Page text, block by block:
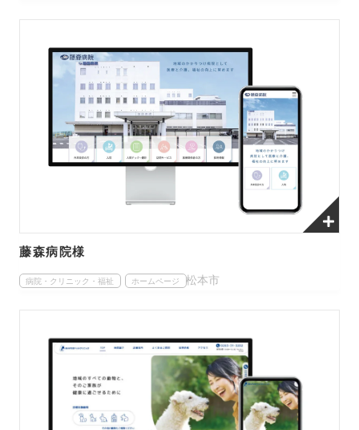
藤森病院様
病院・クリニック・福祉 ホームページ 松本市